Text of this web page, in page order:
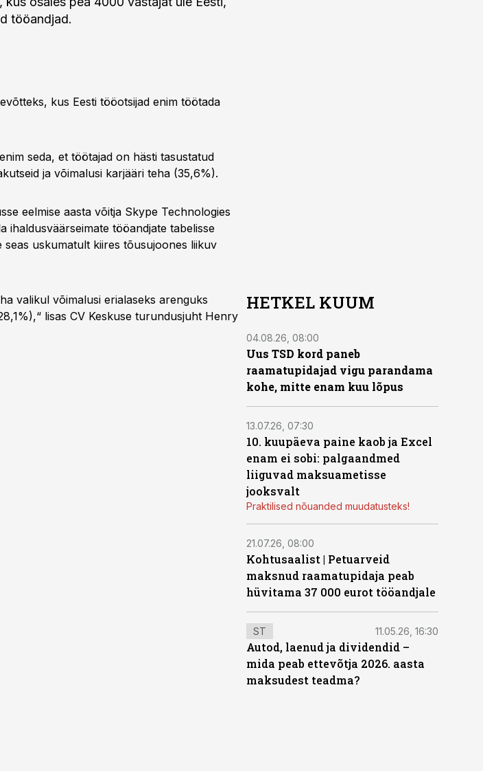
tööandjad.
kus Eesti tööotsijad enim töötada
seda, et töötajad on hästi tasustatud
ja võimalusi karjääri teha (35,6%).
eelmise aasta võitja Skype Technologies
ihaldusväärseimate tööandjate tabelisse
uskumatult kiires tõusujoones liikuv
valikul võimalusi erialaseks arenguks
lisas CV Keskuse turundusjuht Henry
HETKEL KUUM
04.08.26, 08:00
Uus TSD kord paneb
raamatupidajad vigu parandama
kohe, mitte enam kuu lõpus
13.07.26, 07:30
10. kuupäeva paine kaob ja Excel
enam ei sobi: palgaandmed
liiguvad maksuametisse
jooksvalt
Praktilised nõuanded muudatusteks!
21.07.26, 08:00
Kohtusaalist | Petuarveid
maksnud raamatupidaja peab
hüvitama 37 000 eurot tööandjale
ST 11.05.26, 16:30
Autod, laenud ja dividendid –
mida peab ettevõtja 2026. aasta
maksudest teadma?